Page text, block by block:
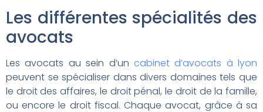
Les différentes spécialités des
avocats
Les avocats au sein d’un cabinet d’avocats à lyon
peuvent se spécialiser dans divers domaines tels que
le droit des affaires, le droit pénal, le droit de la famille,
ou encore le droit fiscal. Chaque avocat, grâce à sa